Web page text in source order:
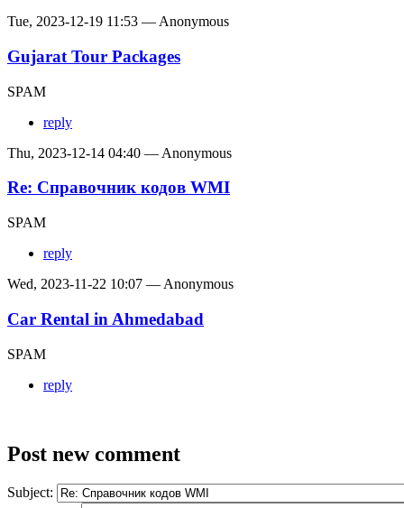
Tue, 2023-12-19 11:53 — Anonymous
Gujarat Tour Packages
SPAM
reply
Thu, 2023-12-14 04:40 — Anonymous
Re: Справочник кодов WMI
SPAM
reply
Wed, 2023-11-22 10:07 — Anonymous
Car Rental in Ahmedabad
SPAM
reply
Post new comment
Subject: